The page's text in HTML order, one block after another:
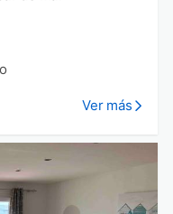
Ver más